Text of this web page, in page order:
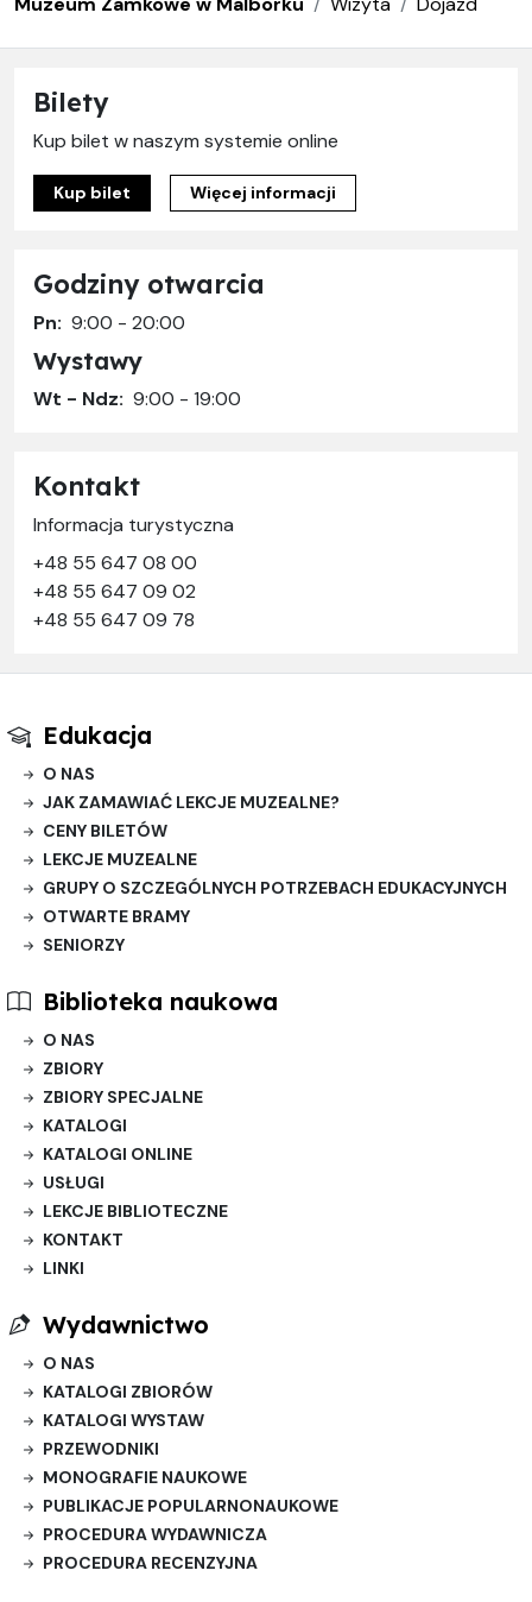
Bilety
Kup bilet w naszym systemie online
Kup bilet Więcej informacji
Godziny otwarcia
Pn: 9:00 - 20:00
Wystawy
Wt - Ndz: 9:00 - 19:00
Kontakt
Informacja turystyczna
+48 55 647 08 00
+48 55 647 09 02
+48 55 647 09 78
Edukacja
O NAS
JAK ZAMAWIAĆ LEKCJE MUZEALNE?
CENY BILETÓW
LEKCJE MUZEALNE
GRUPY O SZCZEGÓLNYCH POTRZEBACH EDUKACYJNYCH
OTWARTE BRAMY
SENIORZY
Biblioteka naukowa
O NAS
ZBIORY
ZBIORY SPECJALNE
KATALOGI
KATALOGI ONLINE
USŁUGI
LEKCJE BIBLIOTECZNE
KONTAKT
LINKI
Wydawnictwo
O NAS
KATALOGI ZBIORÓW
KATALOGI WYSTAW
PRZEWODNIKI
MONOGRAFIE NAUKOWE
PUBLIKACJE POPULARNONAUKOWE
PROCEDURA WYDAWNICZA
PROCEDURA RECENZYJNA